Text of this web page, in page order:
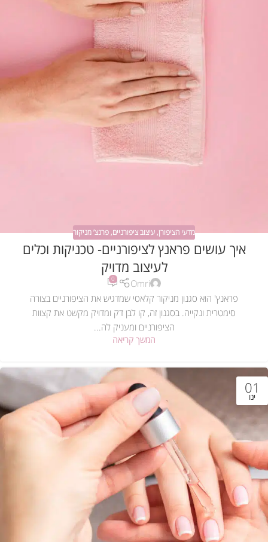
מדעי הציפורן, עיצוב ציפורניים, פרנצ’ מניקור
איך עושים פראנץ לציפורניים- טכניקות וכלים
לעיצוב מדויק
Omri
0
פראנץ' הוא סגנון מניקור קלאסי שמדגיש את הציפורניים בצורה
סימטרית ונקייה. בסגנון זה, קו לבן דק ומדויק מקשט את קצוות
הציפורניים ומעניק לה...
המשך קריאה
01
ינו